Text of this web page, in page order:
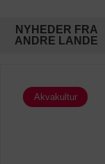
NYHEDER FRA
ANDRE LANDE
Akvakultur